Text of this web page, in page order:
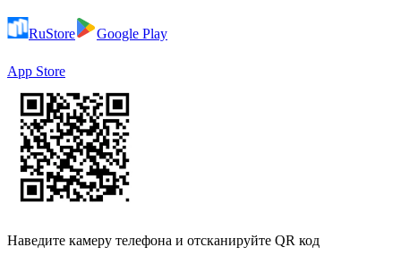
RuStore Google Play
App Store
Наведите камеру телефона и отсканируйте QR код